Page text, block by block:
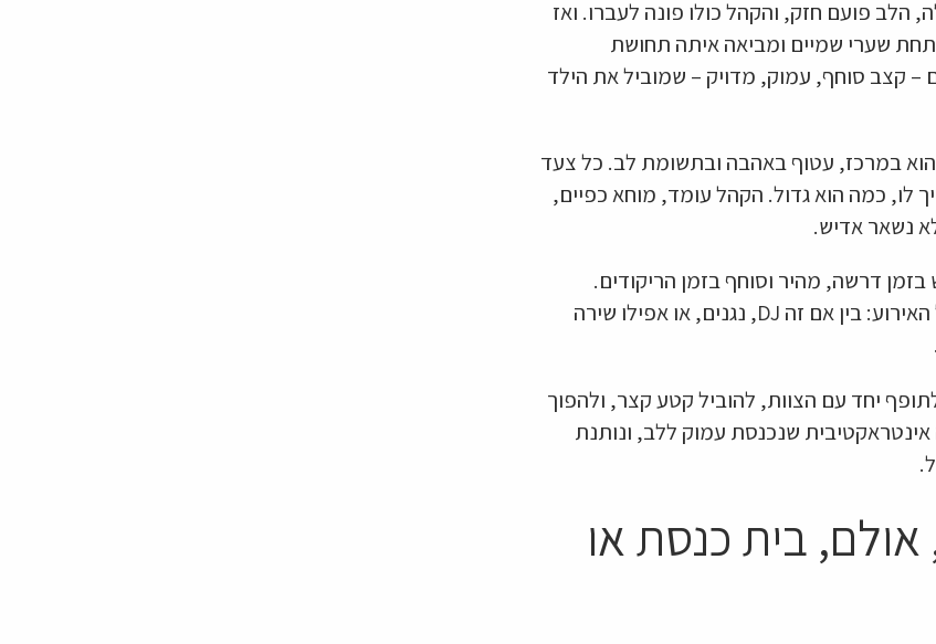
פועם חזק, והקהל כולו פונה לעברו. ואז
שערי שמיים ומביאה איתה תחושת
קצב סוחף, עמוק, מדויק – שמוביל את הילד
במרכז, עטוף באהבה ובתשומת לב. כל צעד
לו, כמה הוא גדול. הקהל עומד, מוחא כפיים,
נשאר אדיש.
דרשה, מהיר וסוחף בזמן הריקודים.
המתופפים משתלבים ברגישות עם שאר האלמנטים של האירוע: בין אם זה DJ, נגנים, או אפילו שירה
יחד עם הצוות, להוביל קטע קצר, ולהפוך
אינטראקטיבית שנכנסת עמוק ללב, ונותנת
בית כנסת או